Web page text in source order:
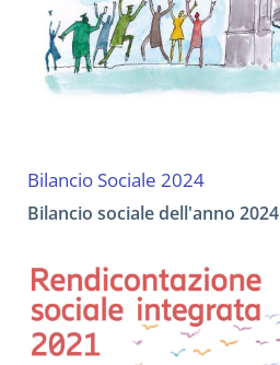
Bilancio Sociale 2024
Bilancio sociale dell'anno 2024